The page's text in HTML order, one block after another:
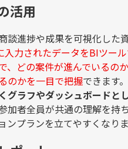
活用
談進捗や成果を可視化した
入力されたデータをBIツー
、どの案件が進んでいるの
のかを一目で把握できます。
グラフやダッシュボードと
加者全員が共通の理解を持
ンプランを立てやすくなりま